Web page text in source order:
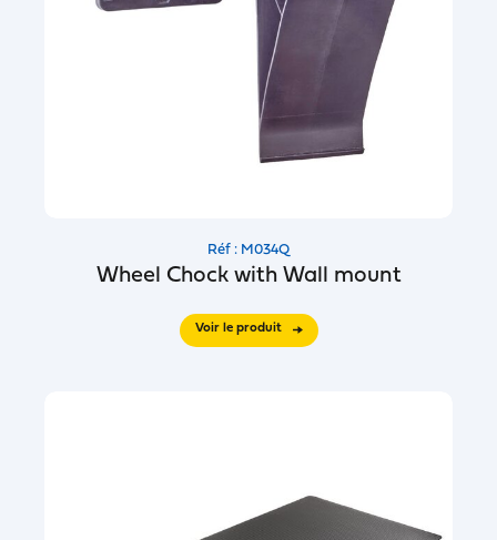
Réf : M034Q
Wheel Chock with Wall mount
Voir le produit